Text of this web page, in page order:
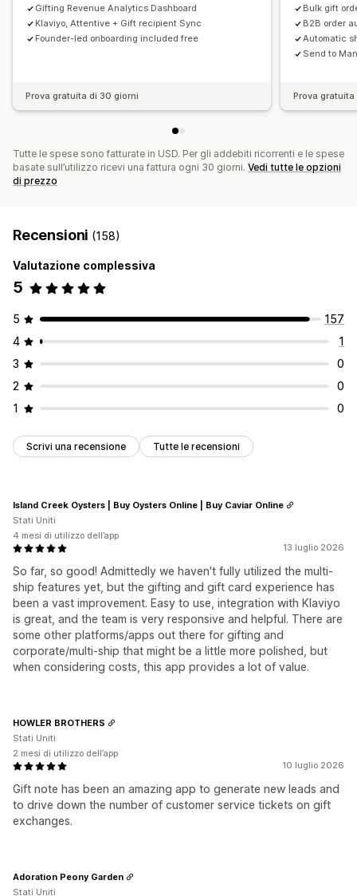
Gifting Revenue Analytics Dashboard
Klaviyo, Attentive + Gift recipient Sync
Founder-led onboarding included free
Prova gratuita di 30 giorni
Bulk gift
B2B order
Automatic
Send to
Prova
Tutte le spese sono fatturate in USD. Per gli addebiti ricorrenti e le spese
basate sull’utilizzo ricevi una fattura ogni 30 giorni. Vedi tutte le opzioni
di prezzo
Recensioni (158)
Valutazione complessiva
5
5
157
4
1
3
0
2
0
1
0
Scrivi una recensione Tutte le recensioni
13 luglio 2026
So far, so good! Admittedly we haven't fully utilized the multi-
ship features yet, but the gifting and gift card experience has
been a vast improvement. Easy to use, integration with Klaviyo
is great, and the team is very responsive and helpful. There are
some other platforms/apps out there for gifting and
corporate/multi-ship that might be a little more polished, but
when considering costs, this app provides a lot of value.
Island Creek Oysters | Buy Oysters Online | Buy Caviar Online
Stati Uniti
4 mesi di utilizzo dell’app
10 luglio 2026
Gift note has been an amazing app to generate new leads and
to drive down the number of customer service tickets on gift
exchanges.
HOWLER BROTHERS
Stati Uniti
2 mesi di utilizzo dell’app
Adoration Peony Garden
Stati Uniti